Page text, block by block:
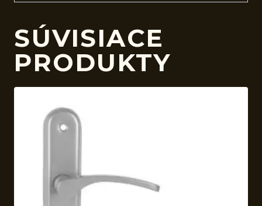
SÚVISIACE
PRODUKTY